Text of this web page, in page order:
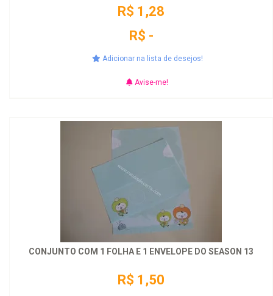
R$ 1,28
R$ -
Adicionar na lista de desejos!
Avise-me!
CONJUNTO COM 1 FOLHA E 1 ENVELOPE DO SEASON 13
R$ 1,50